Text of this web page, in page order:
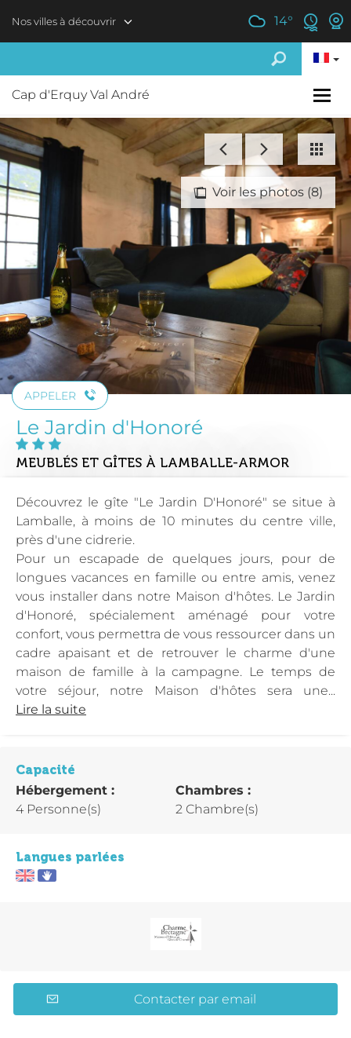
Nos villes à découvrir 14°
Cap d'Erquy Val André
Voir les photos (8)
APPELER
Le Jardin d'Honoré
MEUBLÉS ET GÎTES À LAMBALLE-ARMOR
Découvrez le gîte "Le Jardin D'Honoré" se situe à
Lamballe, à moins de 10 minutes du centre ville,
près d'une cidrerie.
Pour un escapade de quelques jours, pour de
longues vacances en famille ou entre amis, venez
vous installer dans notre Maison d'hôtes. Le Jardin
d'Honoré, spécialement aménagé pour votre
confort, vous permettra de vous ressourcer dans un
cadre apaisant et de retrouver le charme d'une
maison de famille à la campagne. Le temps de
votre séjour, notre Maison d'hôtes sera une...
Lire la suite
Capacité
Hébergement :
4 Personne(s)
Chambres :
2 Chambre(s)
Langues parlées
Contacter par email